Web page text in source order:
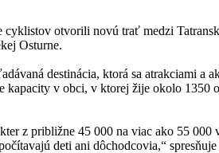
otvorili novú trať medzi
Osturne.
destinácia, ktorá sa atrakciami a
kapacity v obci, v ktorej žije okolo
z približne 45 000 na viac ako 55
deti ani dôchodcovia,“